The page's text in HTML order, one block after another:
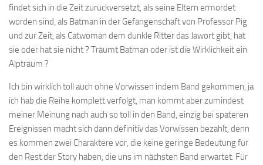
findet sich in die Zeit zurückversetzt, als seine Eltern ermordet
worden sind, als Batman in der Gefangenschaft von Professor Pig
und zur Zeit, als Catwoman dem dunkle Ritter das Jawort gibt, hat
sie oder hat sie nicht ? Träumt Batman oder ist die Wirklichkeit ein
Alptraum ?
Ich bin wirklich toll auch ohne Vorwissen indem Band gekommen, ja
ich hab die Reihe komplett verfolgt, man kommt aber zumindest
meiner Meinung nach auch so toll in den Band, einzig bei späteren
Ereignissen macht sich dann definitiv das Vorwissen bezahlt, denn
es kommen zwei Charaktere vor, die keine geringe Bedeutung für
den Rest der Story haben, die uns im nächsten Band erwartet. Für